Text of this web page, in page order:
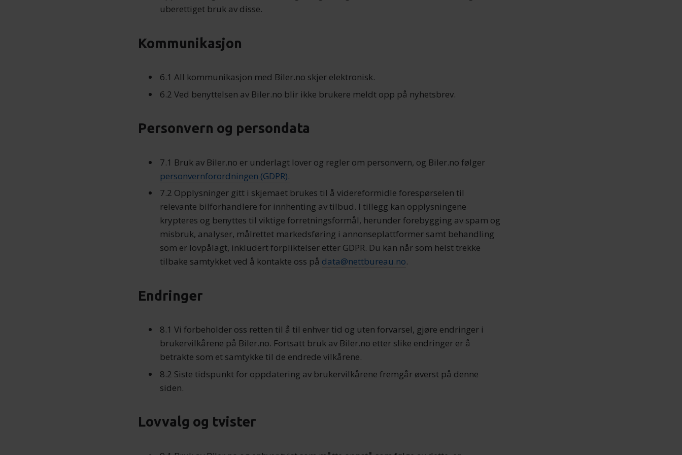
uberettiget bruk av disse.
Kommunikasjon
6.1 All kommunikasjon med Biler.no skjer elektronisk.
6.2 Ved benyttelsen av Biler.no blir ikke brukere meldt opp på nyhetsbrev.
Personvern og persondata
7.1 Bruk av Biler.no er underlagt lover og regler om personvern, og Biler.no følger
personvernforordningen (GDPR).
7.2 Opplysninger gitt i skjemaet brukes til å videreformidle forespørselen til
relevante bilforhandlere for innhenting av tilbud. I tillegg kan opplysningene
krypteres og benyttes til viktige forretningsformål, herunder forebygging av spam og
misbruk, analyser, målrettet markedsføring i annonseplattformer samt behandling
som er lovpålagt, inkludert forpliktelser etter GDPR. Du kan når som helst trekke
tilbake samtykket ved å kontakte oss på data@nettbureau.no.
Endringer
8.1 Vi forbeholder oss retten til å til enhver tid og uten forvarsel, gjøre endringer i
brukervilkårene på Biler.no. Fortsatt bruk av Biler.no etter slike endringer er å
betrakte som et samtykke til de endrede vilkårene.
8.2 Siste tidspunkt for oppdatering av brukervilkårene fremgår øverst på denne
siden.
Lovvalg og tvister